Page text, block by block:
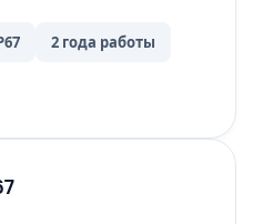
2 года работы